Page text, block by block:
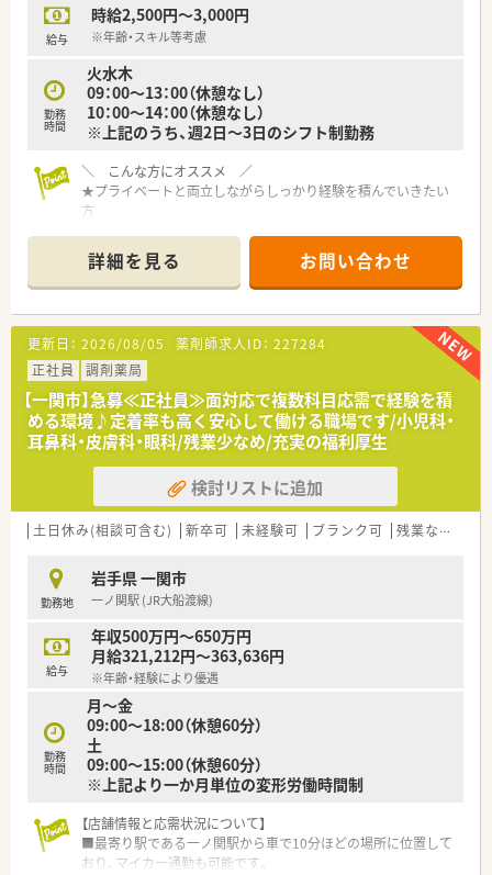
す。
■ワークライフバランスを保ちながら、地域に根差して長く働き
たい方に最適です。
■自身の努力や貢献が正当に評価され、しっかりと給与に反映さ
れる職場を求めている方におすすめです。
を目指したい方におすすめです。
給与
時給2,500円～3,000円
※年齢・スキル等考慮
勤務
時間
火水木
09：00～13：00（休憩なし）
10：00～14：00（休憩なし）
※上記のうち、週2日～3日のシフト制勤務
＼ こんな方にオススメ ／
★プライベートと両立しながらしっかり経験を積んでいきたい
方
≪ 薬局について ≫
■2018年に創立し、一関市に1店舗出店されている地域密着型の
薬局です！
店内は明るく綺麗で、患者様にも気持ちよくご利用いただけるよ
うな環境を作っています。
■現在、社長が管理薬剤師をしており、40代男性で気さくな雰囲
気♪相談などもしやすく、店舗の雰囲気も良いため、患者様も多
くご利用されています。
薬剤師は現状、社長1名で、他に事務が3名在籍しております。
サポートし合いながら仕事を進めるような環境です。
■病院の門前にある調剤薬局ですが、集中率は30％！薬局を気に
入って門前以外の処方箋の応需を増やしてきました。薬の品目
数は約1200品目と豊富で勉強にもなります。
在宅への取り組みもあり、現在施設、個人と対応しております
め、増員での募集です。
≪ ここが魅力ポイント ≫
■かかりつけ薬剤師として働きたい！
「この薬局がいいから来た」と薬局のファンが多いのが魅力。患
者様との関わりにやりがいを感じる方におススメです。
■住居手当あり！
遠方からお越しの方は着任費用の相談も可能です。
■店舗異動・転勤なし！
長く安定してご活躍いただけます。
■風通しの良い雰囲気づくり！
社長との距離感が近く、地域の薬局としての役割はもちろん、薬
したいことなども言いやすい雰囲気づくりを心掛けている社長
です。
詳細を見る お問い合わせ
更新日： 2026/08/05 薬剤師求人ID： 227284
正社員
調剤薬局
【一関市】急募≪正社員≫面対応で複数科目応需で経験を積
める環境♪定着率も高く安心して働ける職場です/小児科・
耳鼻科・皮膚科・眼科/残業少なめ/充実の福利厚生
検討リストに追加
土日休み(相談可含む) 新卒可 未経験可 ブランク可 残業なし(ほぼなし含む)
勤務地
岩手県 一関市
一ノ関駅 (JR大船渡線)
給与
年収500万円～650万円
月給321,212円～363,636円
※年齢・経験により優遇
勤務
時間
月〜金
09:00〜18:00（休憩60分）
土
09:00〜15:00（休憩60分）
※上記より一か月単位の変形労働時間制
【店舗情報と応需状況について】
■最寄り駅である一ノ関駅から車で10分ほどの場所に位置して
おり、マイカー通勤も可能です。